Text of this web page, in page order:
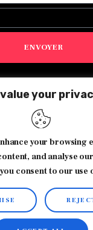
value your
your browsing
and analyse
consent to our use
ENVOYER
Tous droits
JOUR J